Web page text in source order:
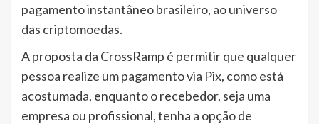
pagamento instantâneo brasileiro, ao universo
das criptomoedas.
A proposta da CrossRamp é permitir que qualquer
pessoa realize um pagamento via Pix, como está
acostumada, enquanto o recebedor, seja uma
empresa ou profissional, tenha a opção de